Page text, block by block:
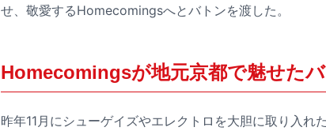
せ、敬愛するHomecomingsへとバトンを渡した。
Homecomingsが地元京都で魅せた
昨年11月にシューゲイズやエレクトロを大胆に取り入